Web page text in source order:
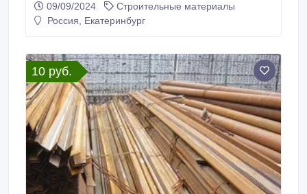
экспорт в страны СНГ. * Круг калиброванный 30ХМА
25 мм, вес: 1, 419 т, ГОСТ 7417-75 ГОСТ 1414-75,
цена: 340000 руб.
09/09/2024
Строительные материалы
Россия, Екатеринбург
10 руб.